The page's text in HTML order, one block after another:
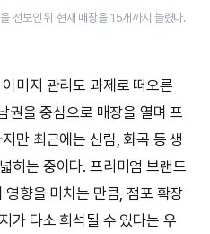
선보인 뒤 현재 매장을 15개까지 늘렸다.
미지 관리도 과제로 떠오른
권을 중심으로 매장을 열며 프
만 최근에는 신림, 화곡 등 생
히는 중이다. 프리미엄 브랜드
향을 미치는 만큼, 점포 확장
가 다소 희석될 수 있다는 우